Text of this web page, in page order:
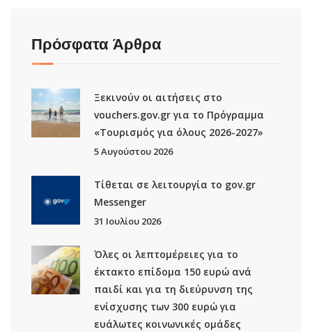
Πρόσφατα Άρθρα
Ξεκινούν οι αιτήσεις στο
vouchers.gov.gr για το Πρόγραμμα
«Τουρισμός για όλους 2026-2027»
5 Αυγούστου 2026
Τίθεται σε λειτουργία το gov.gr
Μessenger
31 Ιουλίου 2026
Όλες οι λεπτομέρειες για το
έκτακτο επίδομα 150 ευρώ ανά
παιδί και για τη διεύρυνση της
ενίσχυσης των 300 ευρώ για
ευάλωτες κοινωνικές ομάδες